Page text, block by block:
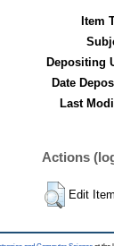
Item
Depositing
Date
Last
Actions
Edit Item